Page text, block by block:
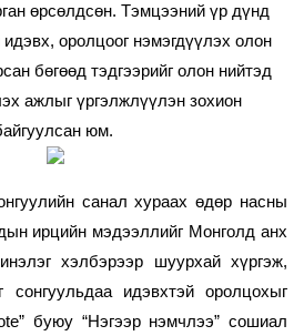
өрсөлдсөн. Тэмцээний үр дүнд
оролцоог нэмэгдүүлэх олон
бөгөөд тэдгээрийг олон нийтэд
ажлыг үргэлжлүүлэн зохион
юм.
санал хураах өдөр насны
ирцийн мэдээллийг Монголд анх
хэлбэрээр шуурхай хүргэж,
сонгуульдаа идэвхтэй оролцохыг
буюу “Нэгээр нэмчлээ” сошиал